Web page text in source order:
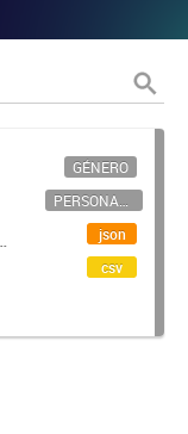
GÉNERO
PERSONAL CIENTÍFICO-TECNOLÓGICO
json
csv